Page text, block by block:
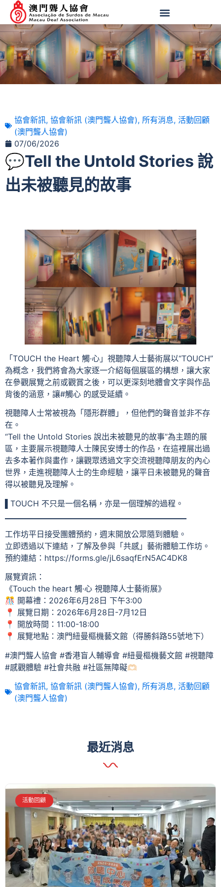
協會新訊, 協會新訊 (澳門聾人協會), 所有消息, 活動回顧
(澳門聾人協會)
07/06/2026
💬Tell the Untold Stories 說
出未被聽見的故事
「TOUCH the Heart 觸·心」視聽障人士藝術展以“TOUCH”
為概念，我們將會為大家逐一介紹每個展區的構想，讓大家
在參觀展覽之前或觀賞之後，可以更深刻地體會文字與作品
背後的涵意，讓#觸心 的感受延續。
視聽障人士常被視為「隱形群體」，但他們的聲音並非不存
在。
“Tell the Untold Stories 說出未被聽見的故事”為主題的展
區，主要展示視聽障人士陳民安博士的作品，在這裡展出過
去多本著作與畫作，讓觀眾透過文字交流視聽障朋友的內心
世界，走進視聽障人士的生命經驗，讓平日未被聽見的聲音
得以被聽見及理解。
▌TOUCH 不只是一個名稱，亦是一個理解的過程。
▔▔▔▔▔▔▔▔▔▔▔▔▔▔▔▔▔▔▔▔▔▔▔
工作坊平日接受團體預約，週末開放公眾隨到體驗。
立即透過以下連結，了解及參與「共感」藝術體驗工作坊。
預約連結：https://forms.gle/jL6saqfErN5AC4DK8
展覽資訊：
《Touch the heart 觸·心 視聽障人士藝術展》
🎊 開幕禮：2026年6月28日 下午3:00
📍 展覽日期：2026年6月28日-7月12日
📍 開放時間：11:00-18:00
📍 展覽地點：澳門紐曼樞機藝文館（得勝斜路55號地下）
#澳門聾人協會 #香港盲人輔導會 #紐曼樞機藝文館 #視聽障
#感觀體驗 #社會共融 #社區無障礙🫶🏻
協會新訊, 協會新訊 (澳門聾人協會), 所有消息, 活動回顧
(澳門聾人協會)
最近消息
活動回顧